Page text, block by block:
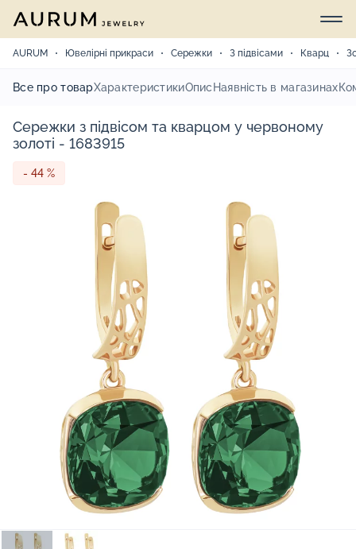
AURUM Ювелірні прикраси Сережки З підвісами Кварц
Все про товарХарактеристикиОпис Наявність в магазинах
Сережки з підвісом та кварцом у червоному
золоті - 1683915
- 44 %